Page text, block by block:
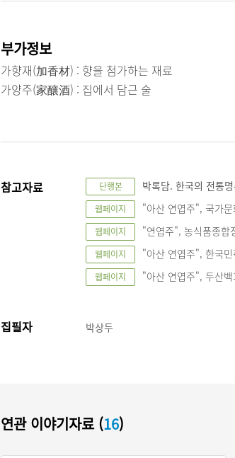
부가정보
가향재(加香材) : 향을 첨가하는 재료
가양주(家釀酒) : 집에서 담근 술
참고자료 단행본 박록담. 한국의 전통
웹페이지 "아산 연엽주", 국가
웹페이지 "연엽주", 농식품종
웹페이지 "아산 연엽주", 한국
웹페이지 "아산 연엽주", 두산
집필자 박상두
연관 이야기자료 (16)